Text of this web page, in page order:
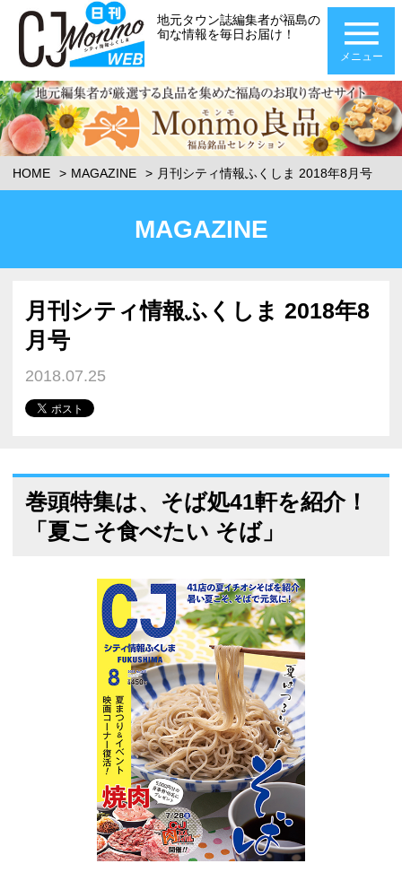
地元タウン誌編集者が福島の
旬な情報を毎日お届け！
メニュー
HOME MAGAZINE 月刊シティ情報ふくしま 2018年8月号
MAGAZINE
月刊シティ情報ふくしま 2018年8
月号
2018.07.25
巻頭特集は、そば処41軒を紹介！
「夏こそ食べたい そば」